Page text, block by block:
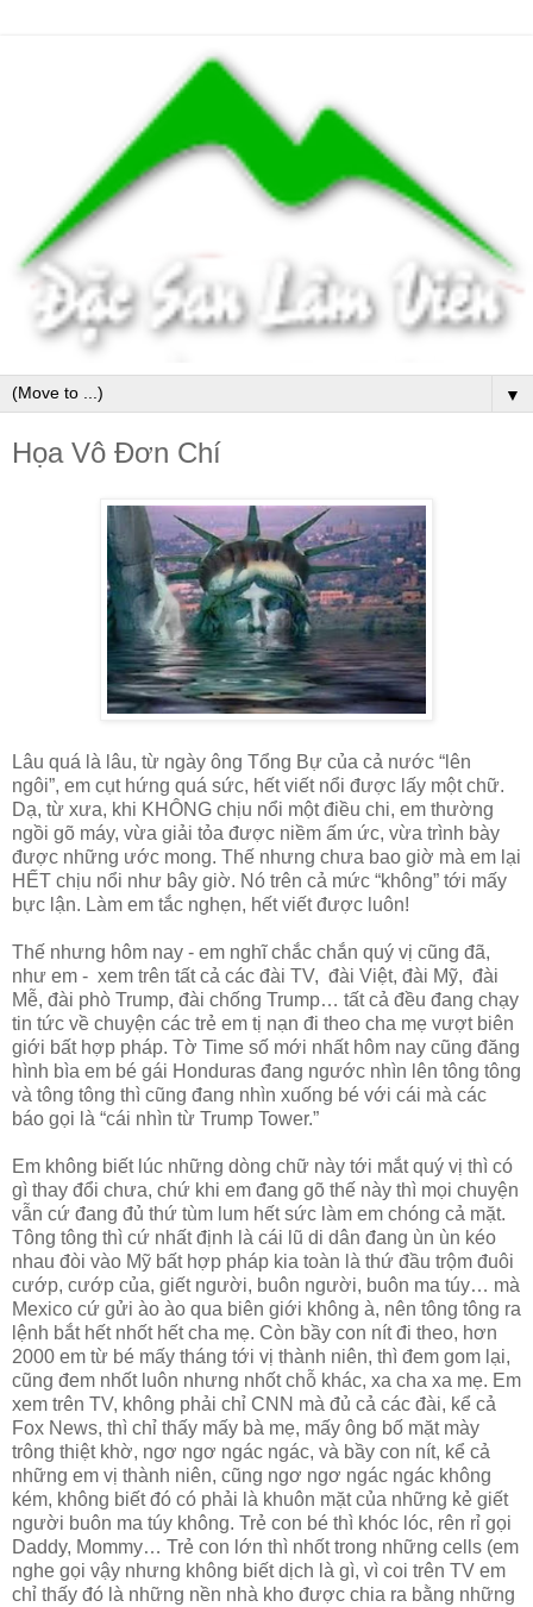
▼
Họa Vô Đơn Chí
Lâu quá là lâu, từ ngày ông Tổng Bự của cả nước “lên
ngôi”, em cụt hứng quá sức, hết viết nổi được lấy một chữ.
Dạ, từ xưa, khi KHÔNG chịu nổi một điều chi, em thường
ngồi gõ máy, vừa giải tỏa được niềm ấm ức, vừa trình bày
được những ước mong. Thế nhưng chưa bao giờ mà em lại
HẾT chịu nổi như bây giờ. Nó trên cả mức “không” tới mấy
bực lận. Làm em tắc nghẹn, hết viết được luôn!
Thế nhưng hôm nay - em nghĩ chắc chắn quý vị cũng đã,
như em - xem trên tất cả các đài TV, đài Việt, đài Mỹ, đài
Mễ, đài phò Trump, đài chống Trump… tất cả đều đang chạy
tin tức về chuyện các trẻ em tị nạn đi theo cha mẹ vượt biên
giới bất hợp pháp. Tờ Time số mới nhất hôm nay cũng đăng
hình bìa em bé gái Honduras đang ngước nhìn lên tông tông
và tông tông thì cũng đang nhìn xuống bé với cái mà các
báo gọi là “cái nhìn từ Trump Tower.”
Em không biết lúc những dòng chữ này tới mắt quý vị thì có
gì thay đổi chưa, chứ khi em đang gõ thế này thì mọi chuyện
vẫn cứ đang đủ thứ tùm lum hết sức làm em chóng cả mặt.
Tông tông thì cứ nhất định là cái lũ di dân đang ùn ùn kéo
nhau đòi vào Mỹ bất hợp pháp kia toàn là thứ đầu trộm đuôi
cướp, cướp của, giết người, buôn người, buôn ma túy… mà
Mexico cứ gửi ào ào qua biên giới không à, nên tông tông ra
lệnh bắt hết nhốt hết cha mẹ. Còn bầy con nít đi theo, hơn
2000 em từ bé mấy tháng tới vị thành niên, thì đem gom lại,
cũng đem nhốt luôn nhưng nhốt chỗ khác, xa cha xa mẹ. Em
xem trên TV, không phải chỉ CNN mà đủ cả các đài, kể cả
Fox News, thì chỉ thấy mấy bà mẹ, mấy ông bố mặt mày
trông thiệt khờ, ngơ ngơ ngác ngác, và bầy con nít, kể cả
những em vị thành niên, cũng ngơ ngơ ngác ngác không
kém, không biết đó có phải là khuôn mặt của những kẻ giết
người buôn ma túy không. Trẻ con bé thì khóc lóc, rên rỉ gọi
Daddy, Mommy… Trẻ con lớn thì nhốt trong những cells (em
nghe gọi vậy nhưng không biết dịch là gì, vì coi trên TV em
chỉ thấy đó là những nền nhà kho được chia ra bằng những